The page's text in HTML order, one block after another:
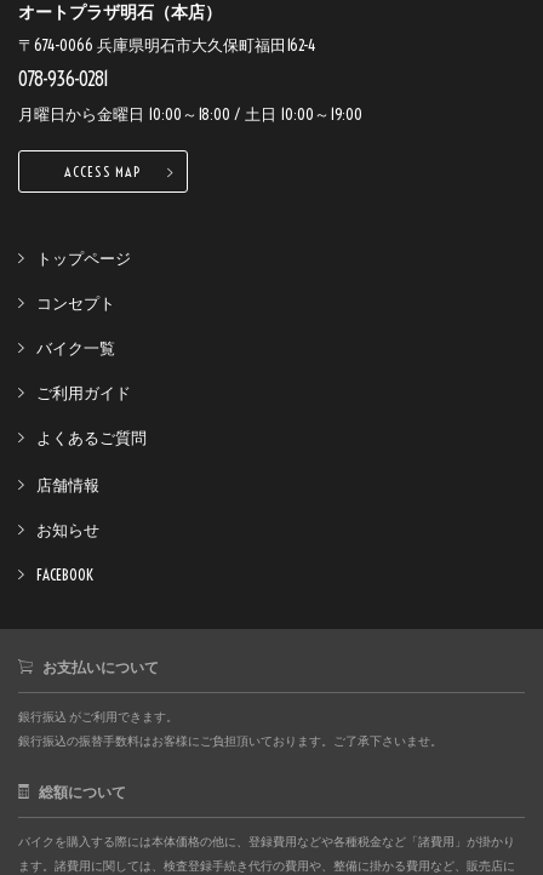
オートプラザ明石（本店）
〒674-0066 兵庫県明石市大久保町福田162-4
078-936-0281
月曜日から金曜日 10:00～18:00 / 土日 10:00～19:00
ACCESS MAP
トップページ
コンセプト
バイク一覧
ご利用ガイド
よくあるご質問
店舗情報
お知らせ
FACEBOOK
お支払いについて
銀行振込 がご利用できます。
銀行振込の振替手数料はお客様にご負担頂いております。ご了承下さいませ。
総額について
バイクを購入する際には本体価格の他に、登録費用などや各種税金など「諸費用」が掛かり
ます。諸費用に関しては、検査登録手続き代行の費用や、整備に掛かる費用など、販売店に